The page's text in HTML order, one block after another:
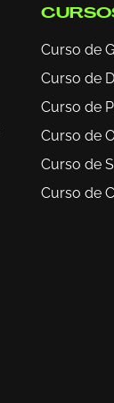
Curso de
Curso de
Curso de
Curso de
Curso de
Curso de